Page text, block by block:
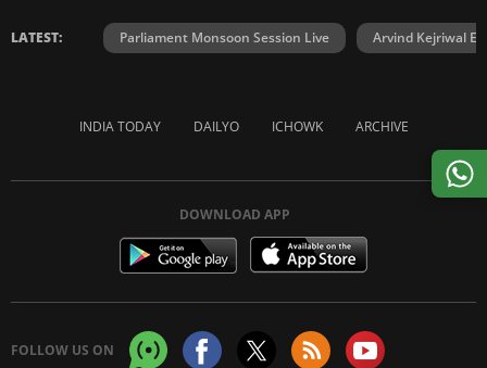
LATEST: Parliament Monsoon Session Live Arvind Kejriwal
INDIA TODAY DAILYO ICHOWK ARCHIVE
DOWNLOAD APP
FOLLOW US ON